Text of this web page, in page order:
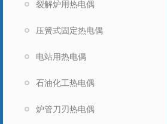
裂解炉用热电偶
压簧式固定热电偶
电站用热电偶
石油化工热电偶
炉管刀刃热电偶